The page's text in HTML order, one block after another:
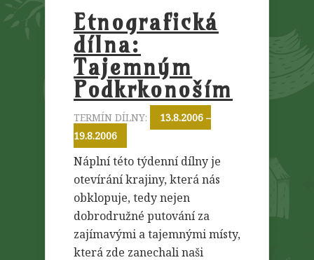
Etnografická
dílna:
Tajemným
Podkrkonoším
TERMÍN DÍLNY:
13.8.2006 –
19.8.2006
Náplní této týdenní dílny je
otevírání krajiny, která nás
obklopuje, tedy nejen
dobrodružné putování za
zajímavými a tajemnými místy,
která zde zanechali naši